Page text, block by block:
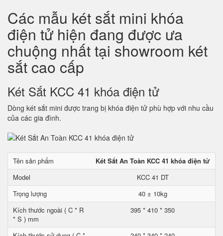
Các mẫu két sắt mini khóa
điện tử hiện đang được ưa
chuộng nhất tại showroom két
sắt cao cấp
Két Sắt KCC 41 khóa điện tử
Dòng két sắt mini được trang bị khóa điện tử phù hợp với nhu cầu
của các gia đình.
Tên sản phẩm
Két Sắt An Toàn KCC 41 khóa điện tử
Model
KCC 41 DT
Trọng lượng
40 ± 10kg
Kích thước ngoài ( C * R
* S ) mm
395 * 410 * 350